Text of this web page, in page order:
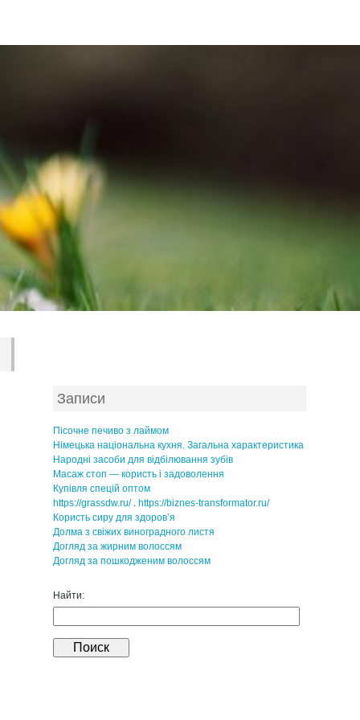
Записи
Пісочне печиво з лаймом
Німецька національна кухня. Загальна характеристика
Народні засоби для відбілювання зубів
Масаж стоп — користь і задоволення
Купівля спецій оптом
https://grassdw.ru/.https://biznes-transformator.ru/
Користь сиру для здоров’я
Долма з свіжих виноградного листя
Догляд за жирним волоссям
Догляд за пошкодженим волоссям
Найти: